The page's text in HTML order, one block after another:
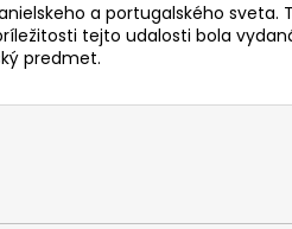
a portugalského
tejto udalosti bola
predmet.